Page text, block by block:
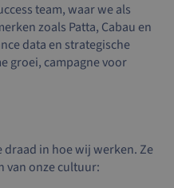
team, waar we als
zoals Patta, Cabau en
data en strategische
groei, campagne voor
draad in hoe wij werken. Ze
van onze cultuur: